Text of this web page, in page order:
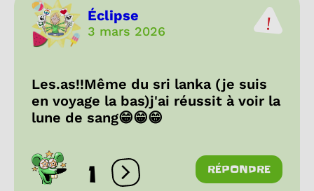
Éclipse
3 mars 2026
Les.as!!Même du sri lanka (je suis
en voyage la bas)j'ai réussit à voir la
lune de sang😁😁😁
1 Ouvrir les réactions
RÉPONDRE